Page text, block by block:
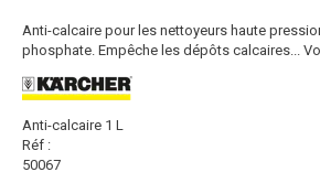
Anti-calcaire pour les nettoyeurs haute
phosphate. Empêche les dépôts calcaires...
Anti-calcaire 1 L
Réf :
50067